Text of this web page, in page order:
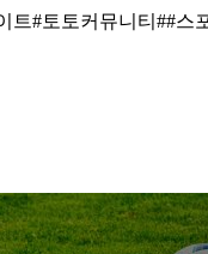
#토토커뮤니티##스